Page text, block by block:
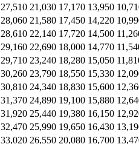
27,510 21,030 17,170 13,950
28,060 21,580 17,450 14,220
28,610 22,140 17,720 14,500
29,160 22,690 18,000 14,770
29,710 23,240 18,280 15,050
30,260 23,790 18,550 15,330
30,810 24,340 18,830 15,600
31,370 24,890 19,100 15,880
31,920 25,440 19,380 16,150
32,470 25,990 19,650 16,430
33,020 26,550 20,080 16,700